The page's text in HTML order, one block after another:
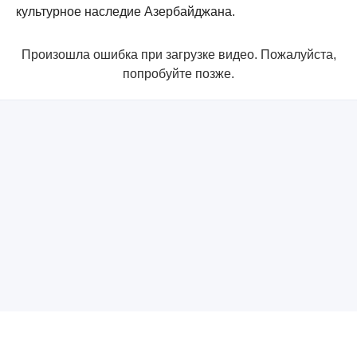
культурное наследие Азербайджана.
Произошла ошибка при загрузке видео. Пожалуйста,
попробуйте позже.